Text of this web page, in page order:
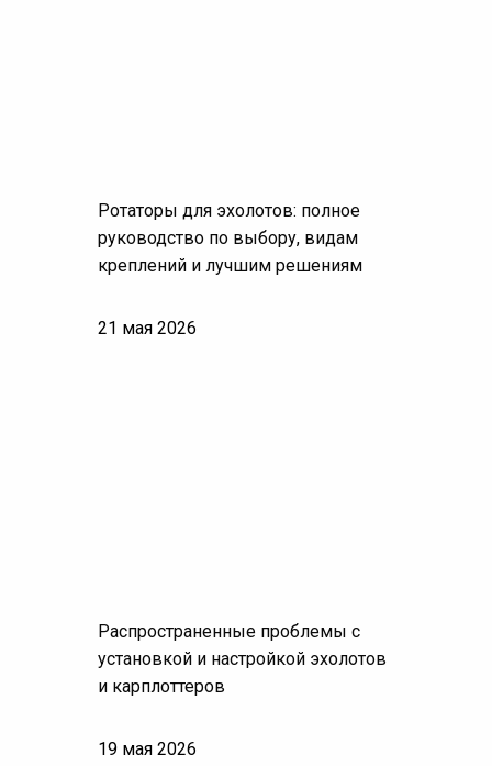
Ротаторы для эхолотов: полное
руководство по выбору, видам
креплений и лучшим решениям
21 мая 2026
Распространенные проблемы с
установкой и настройкой эхолотов
и карплоттеров
19 мая 2026